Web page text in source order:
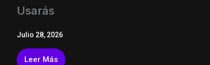
Usarás
Julio 28, 2026
Leer Más